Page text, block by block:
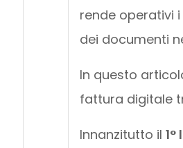
rende operativi
dei documenti
In questo
fattura digitale
Innanzitutto il